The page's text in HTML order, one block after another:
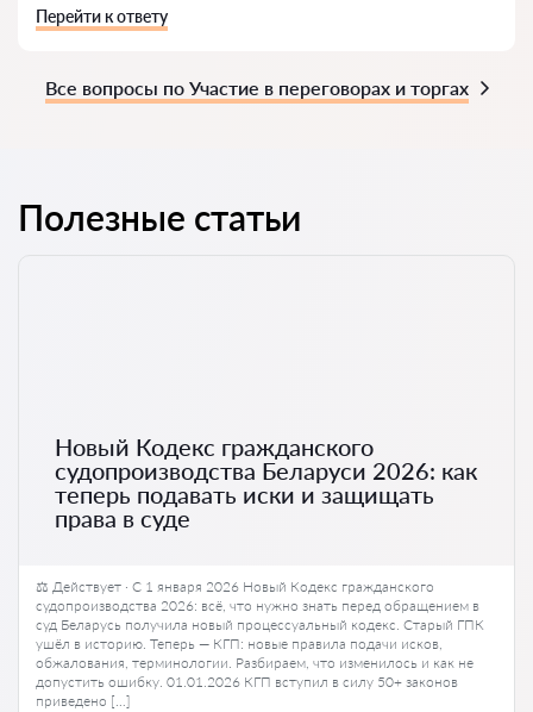
Перейти к ответу
Все вопросы по Участие в переговорах и торгах
Полезные статьи
Новый Кодекс гражданского
судопроизводства Беларуси 2026: как
теперь подавать иски и защищать
права в суде
⚖️ Действует · С 1 января 2026 Новый Кодекс гражданского
судопроизводства 2026: всё, что нужно знать перед обращением в
суд Беларусь получила новый процессуальный кодекс. Старый ГПК
ушёл в историю. Теперь — КГП: новые правила подачи исков,
обжалования, терминологии. Разбираем, что изменилось и как не
допустить ошибку. 01.01.2026 КГП вступил в силу 50+ законов
приведено […]